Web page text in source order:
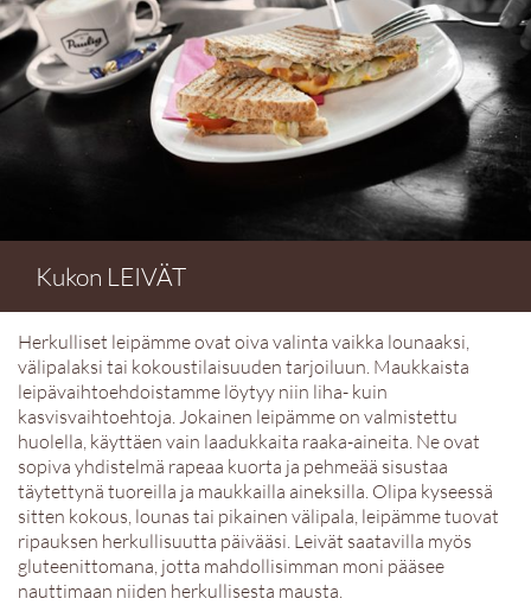
Kukon LEIVÄT
Herkulliset leipämme ovat oiva valinta vaikka lounaaksi,
välipalaksi tai kokoustilaisuuden tarjoiluun. Maukkaista
leipävaihtoehdoistamme löytyy niin liha- kuin
kasvisvaihtoehtoja. Jokainen leipämme on valmistettu
huolella, käyttäen vain laadukkaita raaka-aineita. Ne ovat
sopiva yhdistelmä rapeaa kuorta ja pehmeää sisustaa
täytettynä tuoreilla ja maukkailla aineksilla. Olipa kyseessä
sitten kokous, lounas tai pikainen välipala, leipämme tuovat
ripauksen herkullisuutta päivääsi. Leivät saatavilla myös
gluteenittomana, jotta mahdollisimman moni pääsee
nauttimaan niiden herkullisesta mausta.